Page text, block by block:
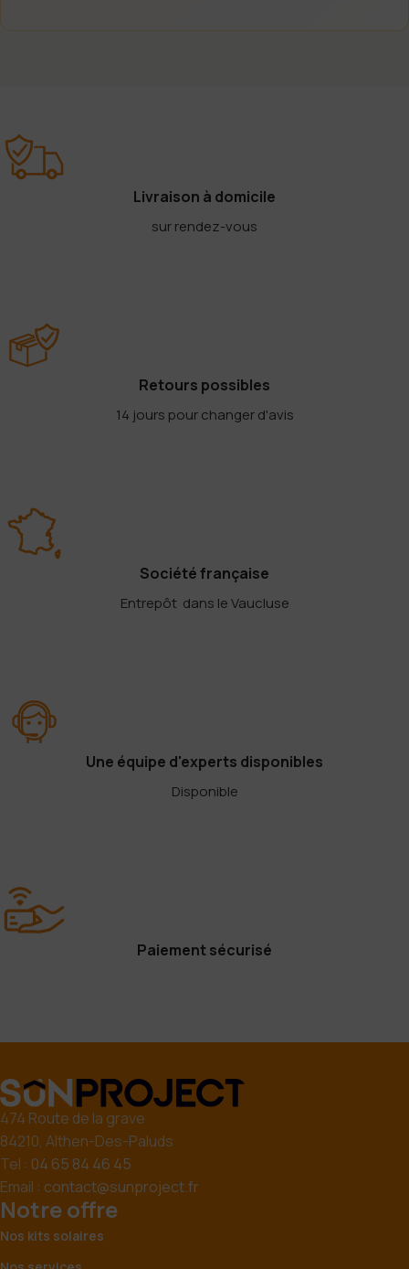
Livraison à domicile
sur rendez-vous
Retours possibles
14 jours pour changer d'avis
Société française
Entrepôt dans le Vaucluse
Une équipe d'experts disponibles
Disponible
Paiement sécurisé
474 Route de la grave
84210, Althen-Des-Paluds
Tel : 04 65 84 46 45
Email : contact@sunproject.fr
Notre offre
Nos kits solaires